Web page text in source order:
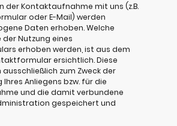
der Kontaktaufnahme mit uns (z.B.
oder E-Mail) werden
Daten erhoben. Welche
der Nutzung eines
erhoben werden, ist aus dem
ersichtlich. Diese
zum Zweck der
Anliegens bzw. für die
und die damit verbundene
gespeichert und